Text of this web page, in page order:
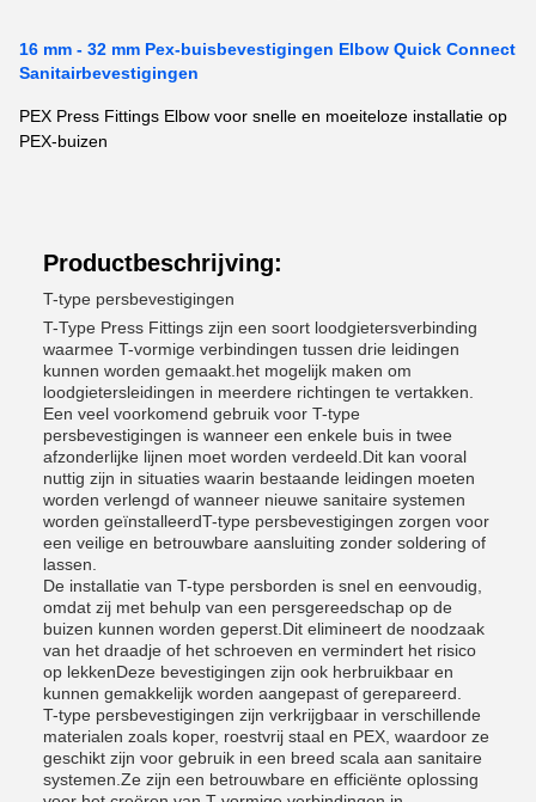
16 mm - 32 mm Pex-buisbevestigingen Elbow Quick Connect
Sanitairbevestigingen
PEX Press Fittings Elbow voor snelle en moeiteloze installatie op
PEX-buizen
Productbeschrijving:
T-type persbevestigingen
T-Type Press Fittings zijn een soort loodgietersverbinding
waarmee T-vormige verbindingen tussen drie leidingen
kunnen worden gemaakt.het mogelijk maken om
loodgietersleidingen in meerdere richtingen te vertakken.
Een veel voorkomend gebruik voor T-type
persbevestigingen is wanneer een enkele buis in twee
afzonderlijke lijnen moet worden verdeeld.Dit kan vooral
nuttig zijn in situaties waarin bestaande leidingen moeten
worden verlengd of wanneer nieuwe sanitaire systemen
worden geïnstalleerdT-type persbevestigingen zorgen voor
een veilige en betrouwbare aansluiting zonder soldering of
lassen.
De installatie van T-type persborden is snel en eenvoudig,
omdat zij met behulp van een persgereedschap op de
buizen kunnen worden geperst.Dit elimineert de noodzaak
van het draadje of het schroeven en vermindert het risico
op lekkenDeze bevestigingen zijn ook herbruikbaar en
kunnen gemakkelijk worden aangepast of gerepareerd.
T-type persbevestigingen zijn verkrijgbaar in verschillende
materialen zoals koper, roestvrij staal en PEX, waardoor ze
geschikt zijn voor gebruik in een breed scala aan sanitaire
systemen.Ze zijn een betrouwbare en efficiënte oplossing